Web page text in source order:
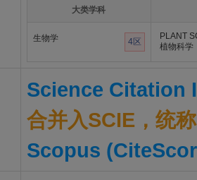
大类学科
生物学 4区
PLANT
植物科学
Science Citation
合并入SCIE，统
Scopus